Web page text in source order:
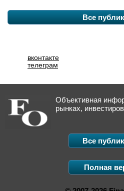
Все
вконтакте
телеграм
Объективная
рынках,
Все
Полная